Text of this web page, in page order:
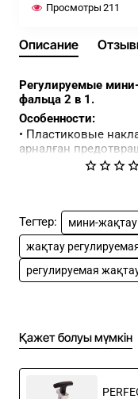
Просмотры 211
Описание
Регулируемые мини-
фальца 2 в 1.
Особенности:
• Пластиковые
арналған
• Подходит
• Клипса-защелка
• Легкий вес — всего
Максимальная
Нержавеющая
Окрашенная сталь:
Тегтер: мини-жақтау
жақтау
регулируемая
Қажет болуы мүмкін